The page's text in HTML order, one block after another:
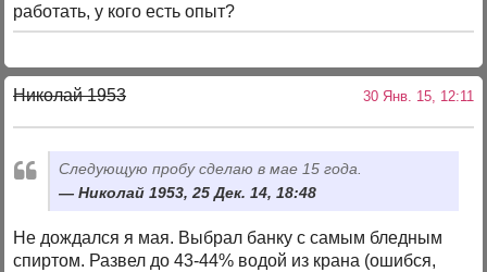
работать, у кого есть опыт?
Николай 1953 30 Янв. 15, 12:11
Следующую пробу сделаю в мае 15 года.
Николай 1953, 25 Дек. 14, 18:48
Не дождался я мая. Выбрал банку с самым бледным
спиртом. Развел до 43-44% водой из крана (ошибся,